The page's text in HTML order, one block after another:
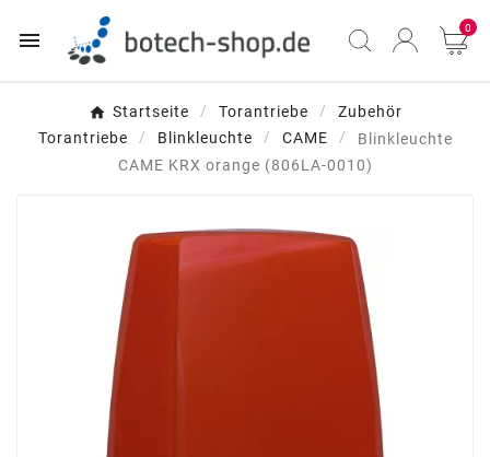
 0
Startseite Torantriebe
Zubehör
Torantriebe
Blinkleuchte CAME
Blinkleuchte
CAME KRX orange (806LA-0010)